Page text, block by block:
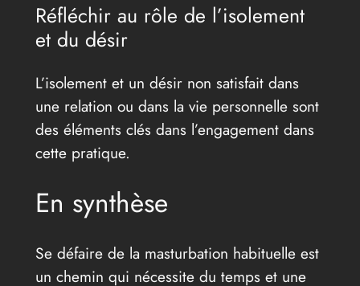
Réfléchir au rôle de l’isolement
et du désir
L’isolement et un désir non satisfait dans
une relation ou dans la vie personnelle sont
des éléments clés dans l’engagement dans
cette pratique.
En synthèse
Se défaire de la masturbation habituelle est
un chemin qui nécessite du temps et une